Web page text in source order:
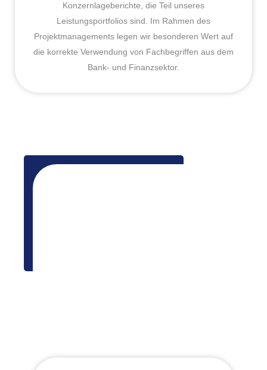
Konzernlageberichte, die Teil unseres
Leistungsportfolios sind. Im Rahmen des
Projektmanagements legen wir besonderen Wert auf
die korrekte Verwendung von Fachbegriffen aus dem
Bank- und Finanzsektor.